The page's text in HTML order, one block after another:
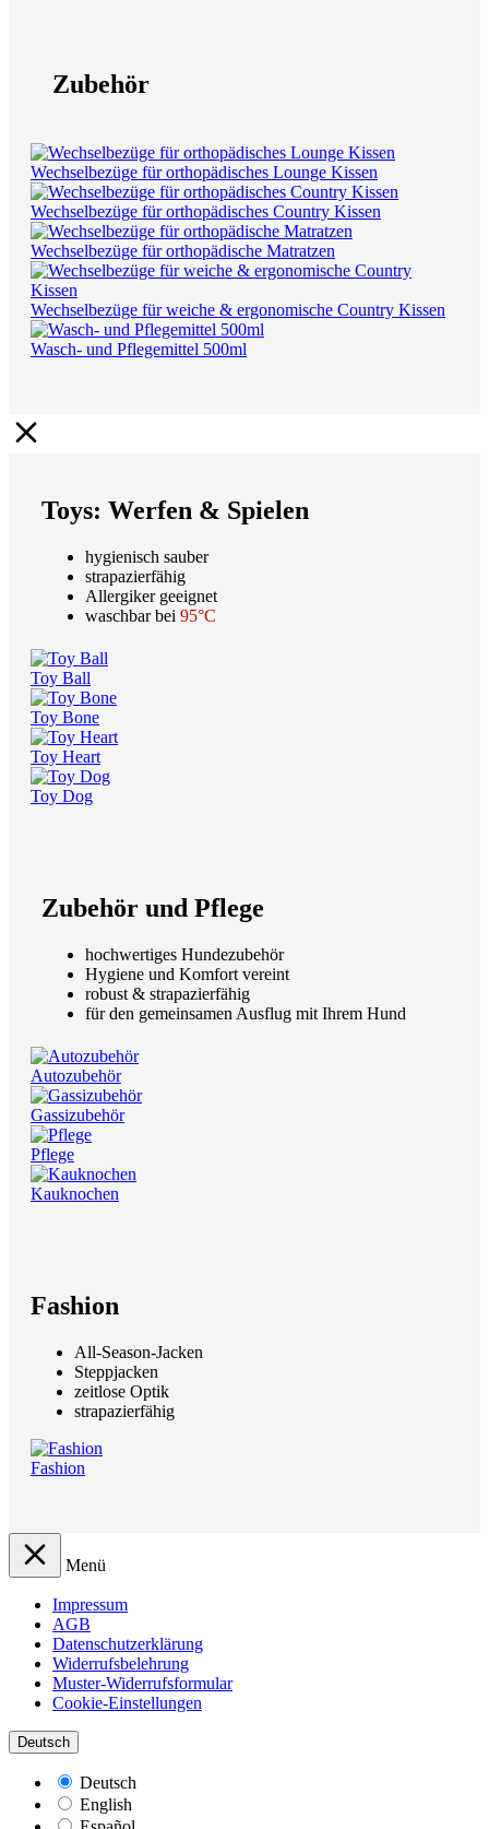
Zubehör
Wechselbezüge für orthopädisches Lounge Kissen
Wechselbezüge für orthopädisches Country Kissen
Wechselbezüge für orthopädische Matratzen
Wechselbezüge für weiche & ergonomische Country Kissen
Wasch- und Pflegemittel 500ml
Toys: Werfen & Spielen
hygienisch sauber
strapazierfähig
Allergiker geeignet
waschbar bei 95°C
Toy Ball
Toy Bone
Toy Heart
Toy Dog
Zubehör und Pflege
hochwertiges Hundezubehör
Hygiene und Komfort vereint
robust & strapazierfähig
für den gemeinsamen Ausflug mit Ihrem Hund
Autozubehör
Gassizubehör
Pflege
Kauknochen
Fashion
All-Season-Jacken
Steppjacken
zeitlose Optik
strapazierfähig
Fashion
Menü
Impressum
AGB
Datenschutzerklärung
Widerrufsbelehrung
Muster-Widerrufsformular
Cookie-Einstellungen
Deutsch
Deutsch
English